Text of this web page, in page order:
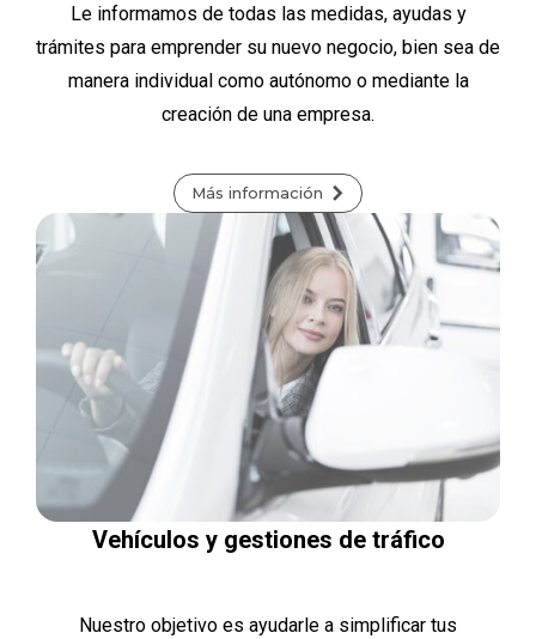
Le informamos de todas las medidas, ayudas y
trámites para emprender su nuevo negocio, bien sea de
manera individual como autónomo o mediante la
creación de una empresa.
Más información
Vehículos y gestiones de tráfico
Nuestro objetivo es ayudarle a simplificar tus